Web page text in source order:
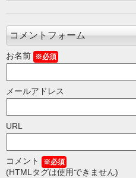
コメントフォーム
お名前 ※必須
メールアドレス
URL
コメント ※必須
(HTMLタグは使用できません)